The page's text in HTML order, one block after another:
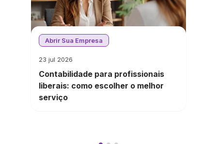
Abrir Sua Empresa
23 jul 2026
Contabilidade para profissionais
liberais: como escolher o melhor
serviço